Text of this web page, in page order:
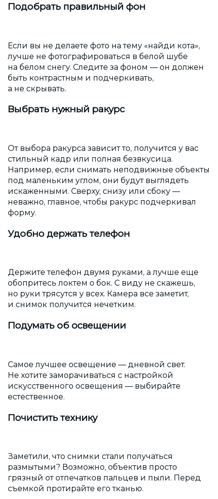
Подобрать правильный фон
Если вы не делаете фото на тему «найди кота»,
лучше не фотографироваться в белой шубе
на белом снегу. Следите за фоном — он должен
быть контрастным и подчеркивать,
а не скрывать.
Выбрать нужный ракурс
От выбора ракурса зависит то, получится у вас
стильный кадр или полная безвкусица.
Например, если снимать неподвижные объекты
под маленьким углом, они будут выглядеть
искаженными. Сверху, снизу или сбоку —
неважно, главное, чтобы ракурс подчеркивал
форму.
Удобно держать телефон
Держите телефон двумя руками, а лучше еще
обопритесь локтем о бок. С виду не скажешь,
но руки трясутся у всех. Камера все заметит,
и снимок получится нечетким.
Подумать об освещении
Самое лучшее освещение — дневной свет.
Не хотите заморачиваться с настройкой
искусственного освещения — выбирайте
естественное.
Почистить технику
Заметили, что снимки стали получаться
размытыми? Возможно, объектив просто
грязный от отпечатков пальцев и пыли. Перед
съемкой протирайте его тканью.